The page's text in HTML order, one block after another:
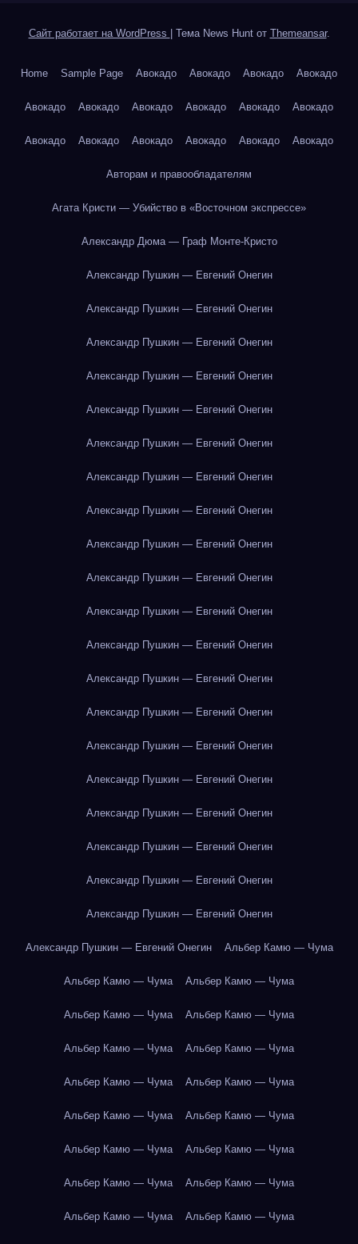
Сайт работает на WordPress Тема News Hunt от Themeansar.
Home Sample Page Авокадо Авокадо Авокадо Авокадо
Авокадо Авокадо Авокадо Авокадо Авокадо Авокадо
Авокадо Авокадо Авокадо Авокадо Авокадо Авокадо
Авторам и правообладателям
Агата Кристи — Убийство в «Восточном экспрессе»
Александр Дюма — Граф Монте-Кристо
Александр Пушкин — Евгений Онегин
Александр Пушкин — Евгений Онегин
Александр Пушкин — Евгений Онегин
Александр Пушкин — Евгений Онегин
Александр Пушкин — Евгений Онегин
Александр Пушкин — Евгений Онегин
Александр Пушкин — Евгений Онегин
Александр Пушкин — Евгений Онегин
Александр Пушкин — Евгений Онегин
Александр Пушкин — Евгений Онегин
Александр Пушкин — Евгений Онегин
Александр Пушкин — Евгений Онегин
Александр Пушкин — Евгений Онегин
Александр Пушкин — Евгений Онегин
Александр Пушкин — Евгений Онегин
Александр Пушкин — Евгений Онегин
Александр Пушкин — Евгений Онегин
Александр Пушкин — Евгений Онегин
Александр Пушкин — Евгений Онегин
Александр Пушкин — Евгений Онегин
Александр Пушкин — Евгений Онегин Альбер Камю — Чума
Альбер Камю — Чума Альбер Камю — Чума
Альбер Камю — Чума Альбер Камю — Чума
Альбер Камю — Чума Альбер Камю — Чума
Альбер Камю — Чума Альбер Камю — Чума
Альбер Камю — Чума Альбер Камю — Чума
Альбер Камю — Чума Альбер Камю — Чума
Альбер Камю — Чума Альбер Камю — Чума
Альбер Камю — Чума Альбер Камю — Чума